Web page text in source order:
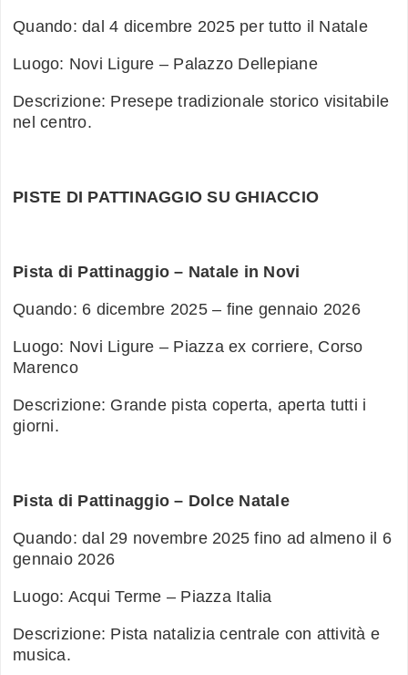
Quando: dal 4 dicembre 2025 per tutto il Natale
Luogo: Novi Ligure – Palazzo Dellepiane
Descrizione: Presepe tradizionale storico visitabile
nel centro.
PISTE DI PATTINAGGIO SU GHIACCIO
Pista di Pattinaggio – Natale in Novi
Quando: 6 dicembre 2025 – fine gennaio 2026
Luogo: Novi Ligure – Piazza ex corriere, Corso
Marenco
Descrizione: Grande pista coperta, aperta tutti i
giorni.
Pista di Pattinaggio – Dolce Natale
Quando: dal 29 novembre 2025 fino ad almeno il 6
gennaio 2026
Luogo: Acqui Terme – Piazza Italia
Descrizione: Pista natalizia centrale con attività e
musica.